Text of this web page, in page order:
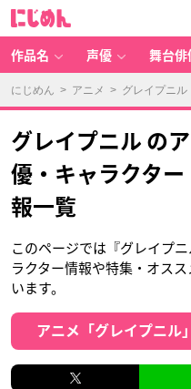
作品名 声優 舞台俳
にじめん > アニメ > グレイプニル
グレイプニル の
優・キャラクタ
報一覧
このページでは『グレイプ
ラクター情報や特集・オス
います。
アニメ「グレイプニル